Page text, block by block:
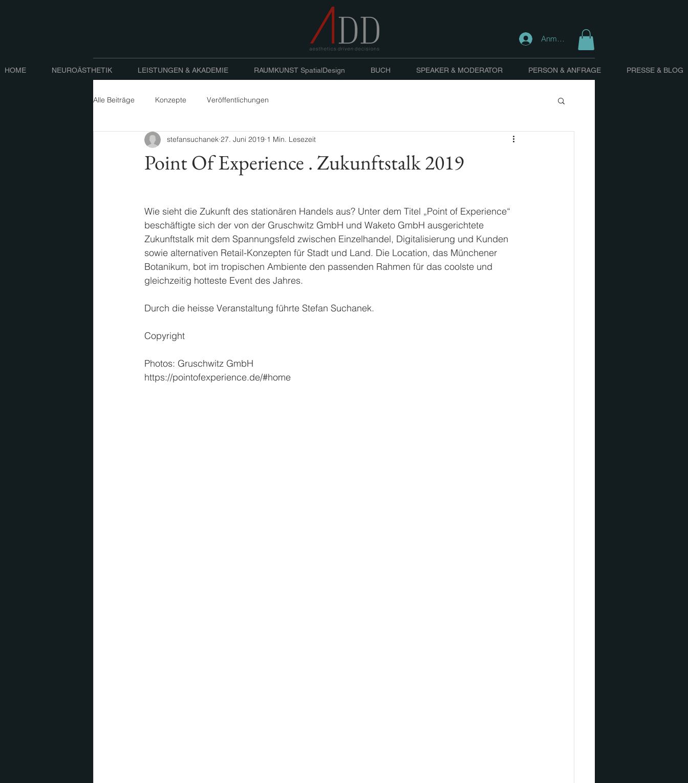
Anmelden
HOME NEUROÄSTHETIK LEISTUNGEN & AKADEMIE RAUMKUNST SpatialDesign BUCH SPEAKER & MODERATOR PERSON & ANFRAGE PRESSE & BLOG
Alle Beiträge Konzepte Veröffentlichungen
Point Of Experience . Zukunftstalk 2019
stefansuchanek 27. Juni 2019 1 Min. Lesezeit
Wie sieht die Zukunft des stationären Handels aus? Unter dem Titel „Point of Experience“
beschäftigte sich der von der Gruschwitz GmbH und Waketo GmbH ausgerichtete
Zukunftstalk mit dem Spannungsfeld zwischen Einzelhandel, Digitalisierung und Kunden
sowie alternativen Retail-Konzepten für Stadt und Land. Die Location, das Münchener
Botanikum, bot im tropischen Ambiente den passenden Rahmen für das coolste und
gleichzeitig hotteste Event des Jahres.
Durch die heisse Veranstaltung führte Stefan Suchanek.
Copyright
Photos: Gruschwitz GmbH
https://pointofexperience.de/#home